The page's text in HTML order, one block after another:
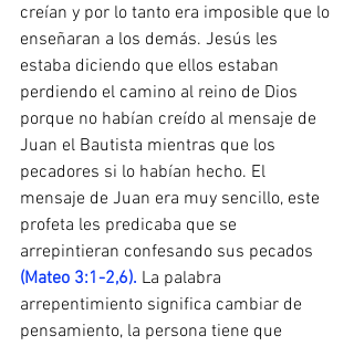
creían y por lo tanto era imposible que lo
enseñaran a los demás. Jesús les
estaba diciendo que ellos estaban
perdiendo el camino al reino de Dios
porque no habían creído al mensaje de
Juan el Bautista mientras que los
pecadores si lo habían hecho. El
mensaje de Juan era muy sencillo, este
profeta les predicaba que se
arrepintieran confesando sus pecados
(Mateo 3:1-2,6). La palabra
arrepentimiento significa cambiar de
pensamiento, la persona tiene que